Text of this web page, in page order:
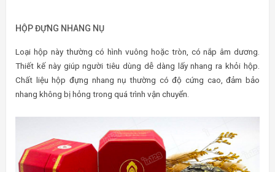
HỘP ĐỰNG NHANG NỤ
Loại hộp này thường có hình vuông hoặc tròn, có nắp âm dương.
Thiết kế này giúp người tiêu dùng dễ dàng lấy nhang ra khỏi hộp.
Chất liệu hộp đựng nhang nụ thường có độ cứng cao, đảm bảo
nhang không bị hỏng trong quá trình vận chuyển.